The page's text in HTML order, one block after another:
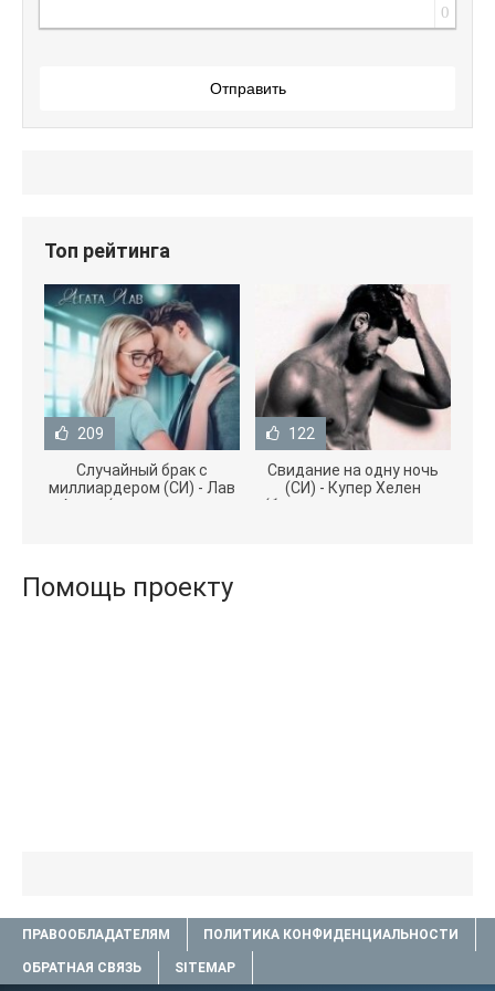
0
Отправить
Топ рейтинга
209
Случайный брак с
миллиардером (СИ) - Лав
Агата (полная версия
122
Свидание на одну ночь
(СИ) - Купер Хелен
(бесплатные серии книг
Помощь проекту
ПРАВООБЛАДАТЕЛЯМ ПОЛИТИКА КОНФИДЕНЦИАЛЬНОСТИ
ОБРАТНАЯ СВЯЗЬ SITEMAP